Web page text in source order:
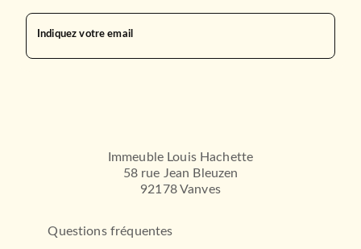
Indiquez votre email
Immeuble Louis Hachette
58 rue Jean Bleuzen
92178 Vanves
Questions fréquentes